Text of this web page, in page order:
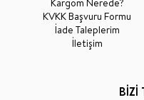
KVKK Başvuru Formu
İade Taleplerim
İletişim
BİZİ